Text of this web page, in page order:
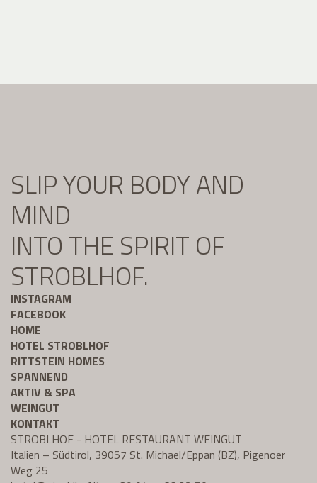
SLIP YOUR BODY AND
MIND
INTO THE SPIRIT OF
STROBLHOF.
INSTAGRAM
FACEBOOK
HOME
HOTEL STROBLHOF
RITTSTEIN HOMES
SPANNEND
AKTIV & SPA
WEINGUT
KONTAKT
STROBLHOF - HOTEL RESTAURANT WEINGUT
Italien – Südtirol, 39057 St. Michael/Eppan (BZ), Pigenoer
Weg 25